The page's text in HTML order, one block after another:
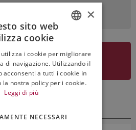
LA NEWSLETTER ENGLISH
×
sito web
cookie
i cookie per migliorare
di navigazione. Utilizzando il
acconsenti a tutti i cookie in
la nostra policy per i cookie.
Leggi di più
NECESSARI